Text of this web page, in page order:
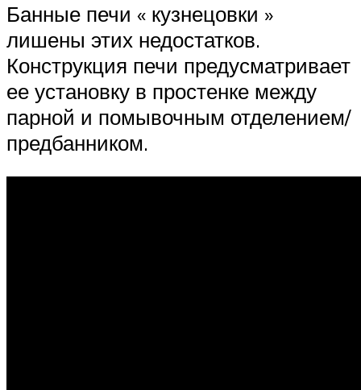
Банные печи « кузнецовки »
лишены этих недостатков.
Конструкция печи предусматривает
ее установку в простенке между
парной и помывочным отделением/
предбанником.